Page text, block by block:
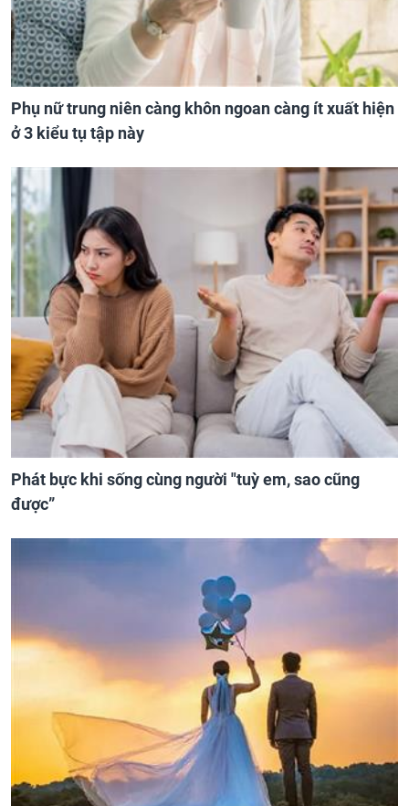
Phụ nữ trung niên càng khôn ngoan càng ít xuất hiện
ở 3 kiểu tụ tập này
Phát bực khi sống cùng người "tuỳ em, sao cũng
được”